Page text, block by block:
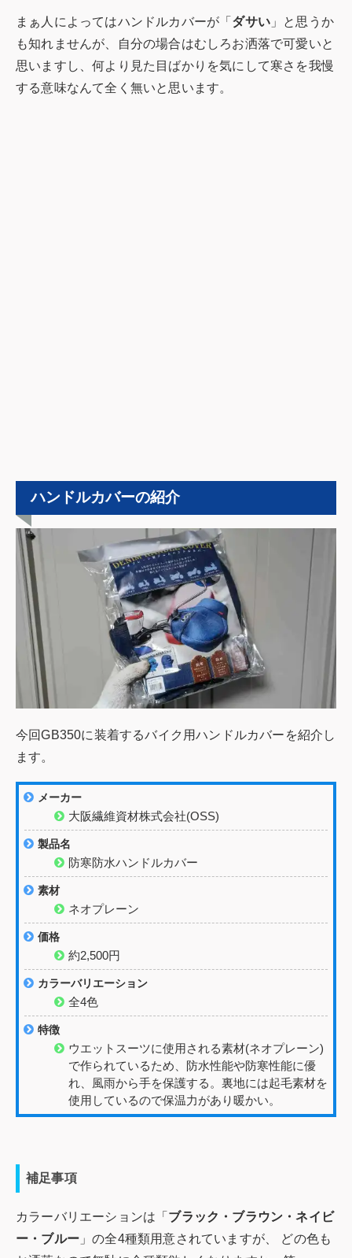
まぁ人によってはハンドルカバーが「 ダサい 」と思うか
も知れませんが、自分の場合はむしろお洒落で可愛いと
思いますし、何より見た目ばかりを気にして寒さを我慢
する意味なんて全く無いと思います。
ハンドルカバーの紹介
今回GB350に装着するバイク用ハンドルカバーを紹介し
ます。
メーカー
大阪繊維資材株式会社(OSS)
製品名
防寒防水ハンドルカバー
素材
ネオプレーン
価格
約2,500円
カラーバリエーション
全4色
特徴
ウエットスーツに使用される素材(ネオプレーン)
で作られているため、防水性能や防寒性能に優
れ、風雨から手を保護する。裏地には起毛素材を
使用しているので保温力があり暖かい。
補足事項
カラーバリエーションは「 ブラック・ブラウン・ネイビ
ー・ブルー 」の全4種類用意されていますが、 どの色も